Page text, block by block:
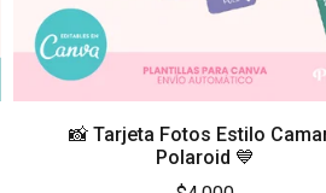
📸 Tarjeta Fotos Estilo
Polaroid 💙